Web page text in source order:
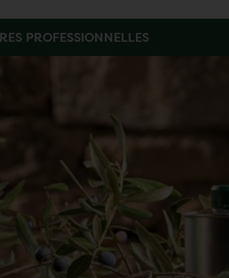
PROFESSIONNELLES